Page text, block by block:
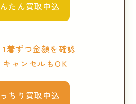
たん買取申込
1着ずつ金額を確認
キャンセルもOK
ちり買取申込